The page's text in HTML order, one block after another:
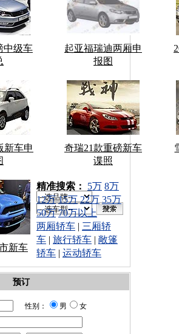
中级车
起亚福瑞迪两厢申
报图
新车申
奇瑞21款重磅新车
谍照
新车
车型搜索：
精准搜索： 5万 8万
12万 15万 22万 35万
50万 70万以上
两厢轿车 | 三厢轿
车 | 旅行轿车 | 敞篷
轿车 | 运动轿车
预订
性别： 男
女